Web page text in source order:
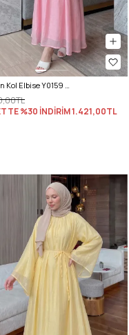
%30 İNDİRİM1.421,00TL